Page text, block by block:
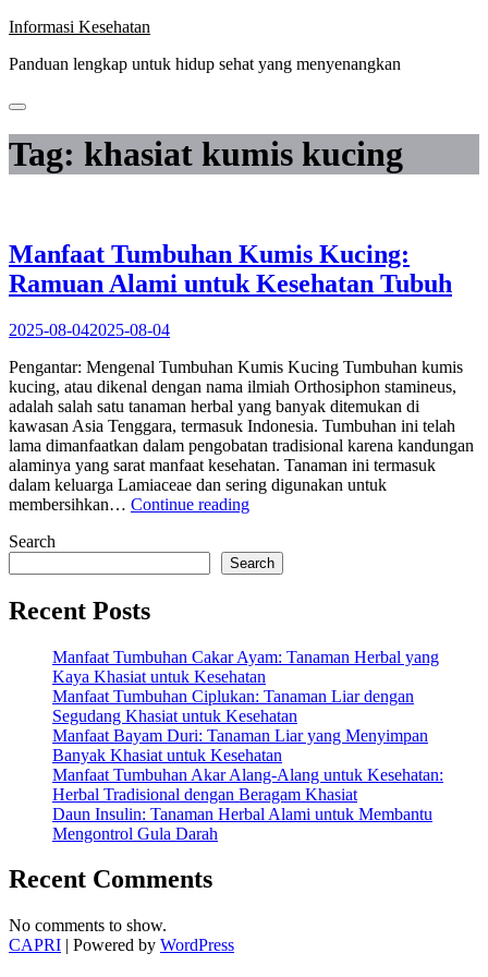
Skip
content
Informasi Kesehatan
Panduan lengkap untuk hidup sehat yang menyenangkan
Tag: khasiat kumis kucing
Manfaat Tumbuhan Kumis Kucing:
Ramuan Alami untuk Kesehatan Tubuh
2025-08-042025-08-04
Pengantar: Mengenal Tumbuhan Kumis Kucing Tumbuhan kumis
kucing, atau dikenal dengan nama ilmiah Orthosiphon stamineus,
adalah salah satu tanaman herbal yang banyak ditemukan di
kawasan Asia Tenggara, termasuk Indonesia. Tumbuhan ini telah
lama dimanfaatkan dalam pengobatan tradisional karena kandungan
alaminya yang sarat manfaat kesehatan. Tanaman ini termasuk
dalam keluarga Lamiaceae dan sering digunakan untuk
membersihkan… Continue reading“Manfaat
Kucing:
Tubuh”
Search
Search
Recent Posts
Manfaat Tumbuhan Cakar Ayam: Tanaman Herbal yang
Kaya Khasiat untuk Kesehatan
Manfaat Tumbuhan Ciplukan: Tanaman Liar dengan
Segudang Khasiat untuk Kesehatan
Manfaat Bayam Duri: Tanaman Liar yang Menyimpan
Banyak Khasiat untuk Kesehatan
Manfaat Tumbuhan Akar Alang-Alang untuk Kesehatan:
Herbal Tradisional dengan Beragam Khasiat
Daun Insulin: Tanaman Herbal Alami untuk Membantu
Mengontrol Gula Darah
Recent Comments
No comments to show.
CAPRI | Powered by WordPress